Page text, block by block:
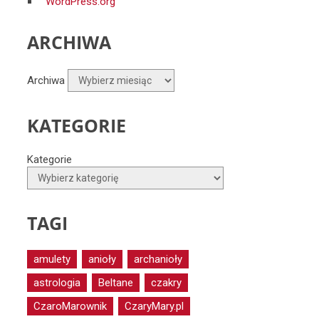
ARCHIWA
Archiwa
KATEGORIE
Kategorie
TAGI
amulety anioły
archanioły
astrologia
Beltane
czakry
CzaroMarownik
CzaryMary.pl